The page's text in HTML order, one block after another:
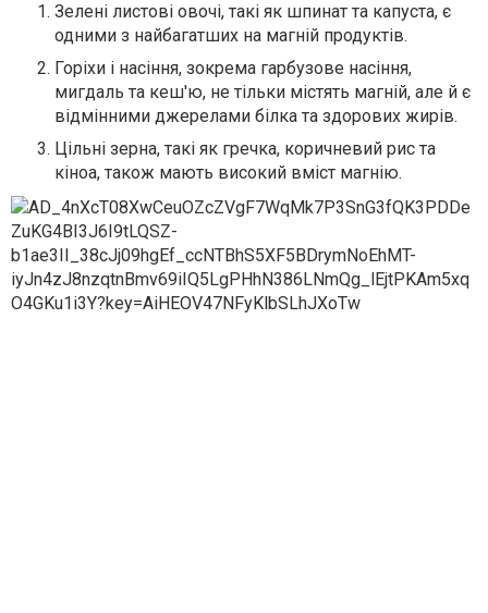
Зелені листові овочі, такі як шпинат та капуста, є
одними з найбагатших на магній продуктів.
Горіхи і насіння, зокрема гарбузове насіння,
мигдаль та кеш'ю, не тільки містять магній, але й є
відмінними джерелами білка та здорових жирів.
Цільні зерна, такі як гречка, коричневий рис та
кіноа, також мають високий вміст магнію.